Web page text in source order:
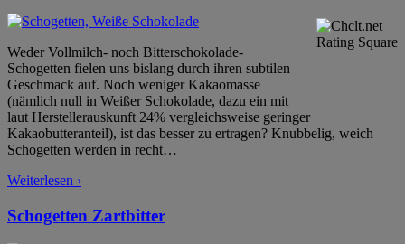
Weder Vollmilch- noch Bitterschokolade-
Schogetten fielen uns bislang durch ihren subtilen
Geschmack auf. Noch weniger Kakaomasse
(nämlich null in Weißer Schokolade, dazu ein mit
laut Herstellerauskunft 24% vergleichsweise geringer
Kakaobutteranteil), ist das besser zu ertragen? Knubbelig, weich
Schogetten werden in recht…
Weiterlesen ›
Schogetten Zartbitter